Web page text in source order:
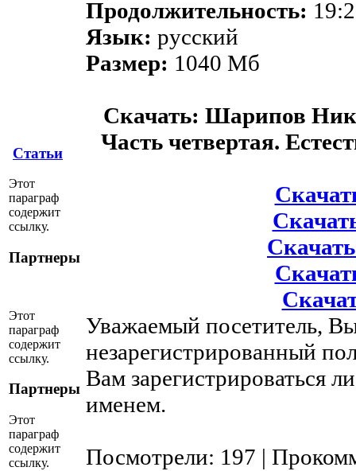
Статьи
Этот
параграф
содержит
ссылку.
Партнеры
Этот
параграф
содержит
ссылку.
Партнеры
Этот
параграф
содержит
ссылку.
Продолжительность:
Язык: русский
Размер: 1040 Мб
Скачать: Шарипов
Часть четвертая.
Уважаемый посетитель,
незарегистрированный
Вам зарегистрироваться
именем.
Посмотрели: 197 |